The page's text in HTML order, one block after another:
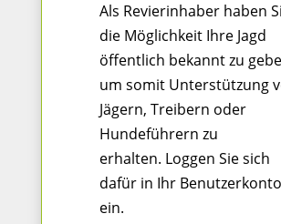
Als Revierinhaber haben
die Möglichkeit Ihre Jagd
öffentlich bekannt zu
um somit Unterstützung
Jägern, Treibern oder
Hundeführern zu
erhalten. Loggen Sie sich
dafür in Ihr Benutzerkonto
ein.